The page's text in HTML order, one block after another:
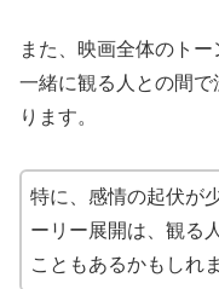
また、映画全体のトー
一緒に観る人との間
ります。
特に、感情の起伏が
ーリー展開は、観る
こともあるかもしれ